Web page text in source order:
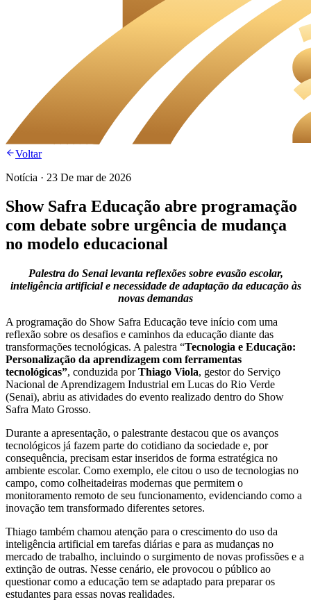
Voltar
Notícia · 23 De mar de 2026
Show Safra Educação abre programação
com debate sobre urgência de mudança
no modelo educacional
Palestra do Senai levanta reflexões sobre evasão escolar,
inteligência artificial e necessidade de adaptação da educação às
novas demandas
A programação do Show Safra Educação teve início com uma
reflexão sobre os desafios e caminhos da educação diante das
transformações tecnológicas. A palestra “Tecnologia e Educação:
Personalização da aprendizagem com ferramentas
tecnológicas”, conduzida porThiago Viola, gestor do Serviço
Nacional de Aprendizagem Industrial em Lucas do Rio Verde
(Senai), abriu as atividades do evento realizado dentro do Show
Safra Mato Grosso.
Durante a apresentação, o palestrante destacou que os avanços
tecnológicos já fazem parte do cotidiano da sociedade e, por
consequência, precisam estar inseridos de forma estratégica no
ambiente escolar. Como exemplo, ele citou o uso de tecnologias no
campo, como colheitadeiras modernas que permitem o
monitoramento remoto de seu funcionamento, evidenciando como a
inovação tem transformado diferentes setores.
Thiago também chamou atenção para o crescimento do uso da
inteligência artificial em tarefas diárias e para as mudanças no
mercado de trabalho, incluindo o surgimento de novas profissões e a
extinção de outras. Nesse cenário, ele provocou o público ao
questionar como a educação tem se adaptado para preparar os
estudantes para essas novas realidades.